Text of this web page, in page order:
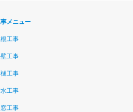
メニュー
工事
工事
工事
工事
工事